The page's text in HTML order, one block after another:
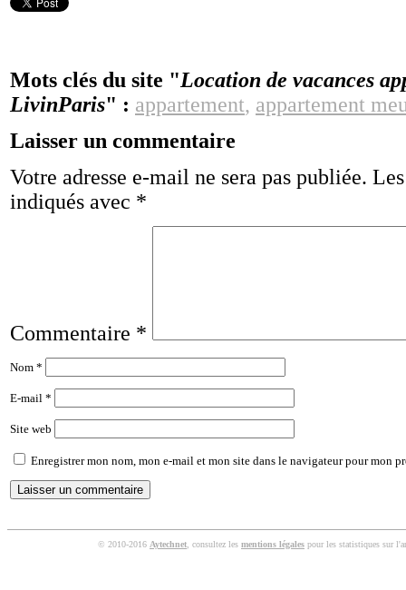
Mots clés du site "Location de vacances
LivinParis" : appartement, appartement
Laisser un commentaire
Votre adresse e-mail ne sera pas publiée.
indiqués avec *
Commentaire *
Nom *
E-mail *
Site web
Enregistrer mon nom, mon e-mail et mon site dans le navigateur pour mon
© 2010-2016 Aytechnet , consultez les mentions légales pour les statistiques sur